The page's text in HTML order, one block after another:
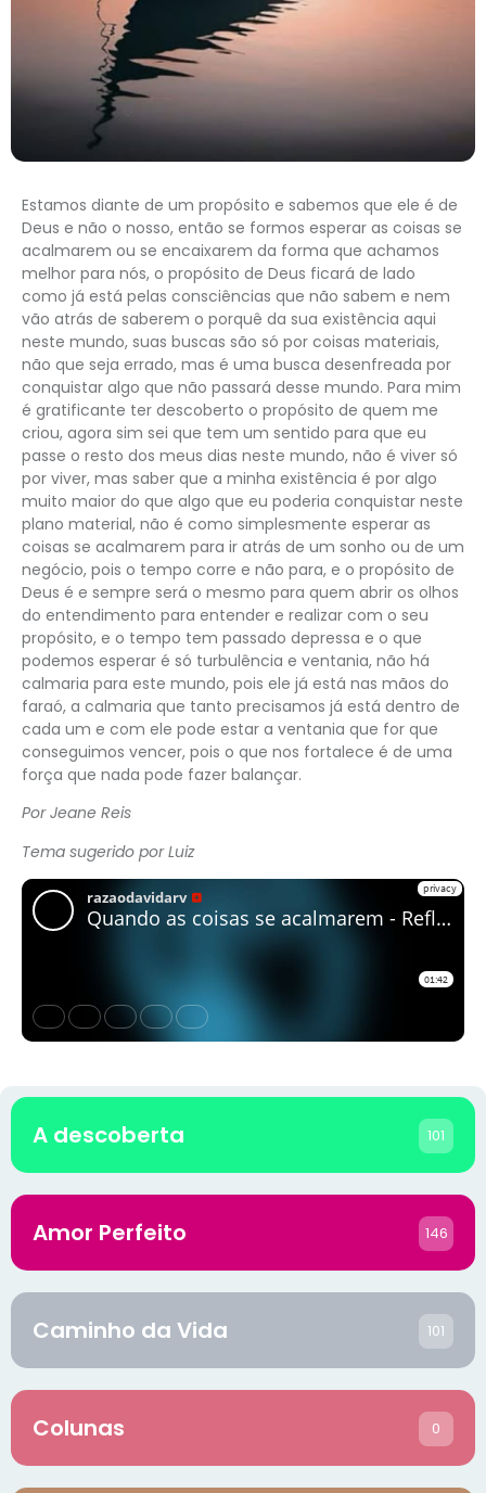
Estamos diante de um propósito e sabemos que ele é de
Deus e não o nosso, então se formos esperar as coisas se
acalmarem ou se encaixarem da forma que achamos
melhor para nós, o propósito de Deus ficará de lado
como já está pelas consciências que não sabem e nem
vão atrás de saberem o porquê da sua existência aqui
neste mundo, suas buscas são só por coisas materiais,
não que seja errado, mas é uma busca desenfreada por
conquistar algo que não passará desse mundo. Para mim
é gratificante ter descoberto o propósito de quem me
criou, agora sim sei que tem um sentido para que eu
passe o resto dos meus dias neste mundo, não é viver só
por viver, mas saber que a minha existência é por algo
muito maior do que algo que eu poderia conquistar neste
plano material, não é como simplesmente esperar as
coisas se acalmarem para ir atrás de um sonho ou de um
negócio, pois o tempo corre e não para, e o propósito de
Deus é e sempre será o mesmo para quem abrir os olhos
do entendimento para entender e realizar com o seu
propósito, e o tempo tem passado depressa e o que
podemos esperar é só turbulência e ventania, não há
calmaria para este mundo, pois ele já está nas mãos do
faraó, a calmaria que tanto precisamos já está dentro de
cada um e com ele pode estar a ventania que for que
conseguimos vencer, pois o que nos fortalece é de uma
força que nada pode fazer balançar.
Por Jeane Reis
Tema sugerido por Luiz
A descoberta 101
Amor Perfeito 146
Caminho da Vida 101
Colunas 0